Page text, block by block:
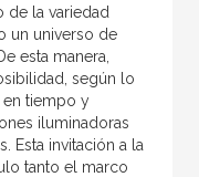
de la variedad
un universo de
esta manera,
según lo
en tiempo y
iluminadoras
Esta invitación a la
tanto el marco